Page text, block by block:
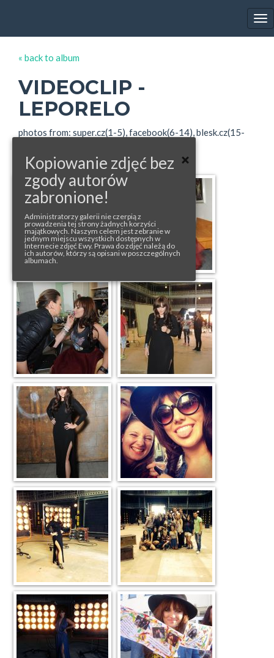
« back to album
VIDEOCLIP -
LEPORELO
photos from: super.cz(1-5), facebook(6-14), blesk.cz(15-
Kopiowanie zdjęć bez
zgody autorów
zabronione!
Administratorzy galerii nie czerpią z
prowadzenia tej strony żadnych korzyści
majątkowych. Naszym celem jest zebranie w
jednym miejscu wszystkich dostępnych w
Internecie zdjęć Ewy. Prawa do zdjęć należą do
ich autorów, którzy są opisani w poszczególnych
albumach.